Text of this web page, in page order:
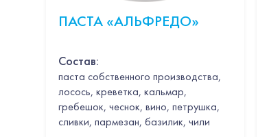
ПАСТА «АЛЬФРЕДО»
Состав:
паста собственного производства,
лосось, креветка, кальмар,
гребешок, чеснок, вино, петрушка,
сливки, пармезан, базилик, чили